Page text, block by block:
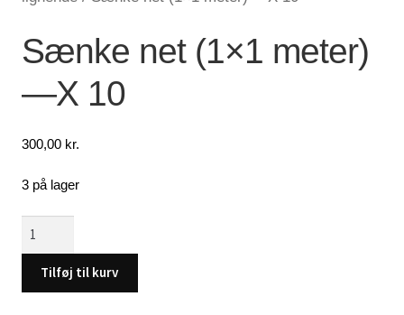
Min Konto
Sænke net (1×1 meter)
—X 10
300,00 kr.
3 på lager
(1x1
meter)
Tilføj til kurv